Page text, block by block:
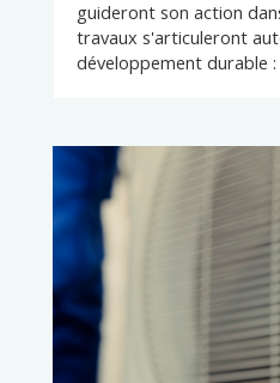
guideront son action
travaux s'articuleront
développement durable :